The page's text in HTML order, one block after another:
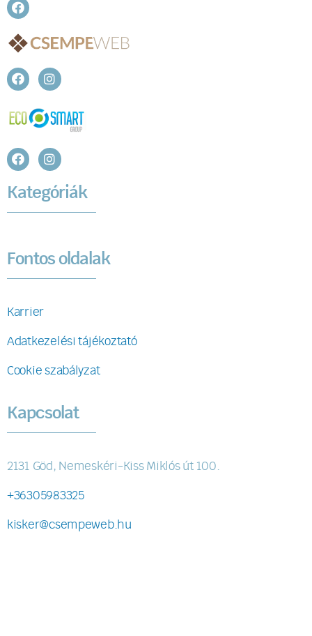
Kategóriák
Fontos oldalak
Karrier
Adatkezelési tájékoztató
Cookie szabályzat
Kapcsolat
2131 Göd, Nemeskéri-Kiss Miklós út 100.
+36305983325
kisker@csempeweb.hu